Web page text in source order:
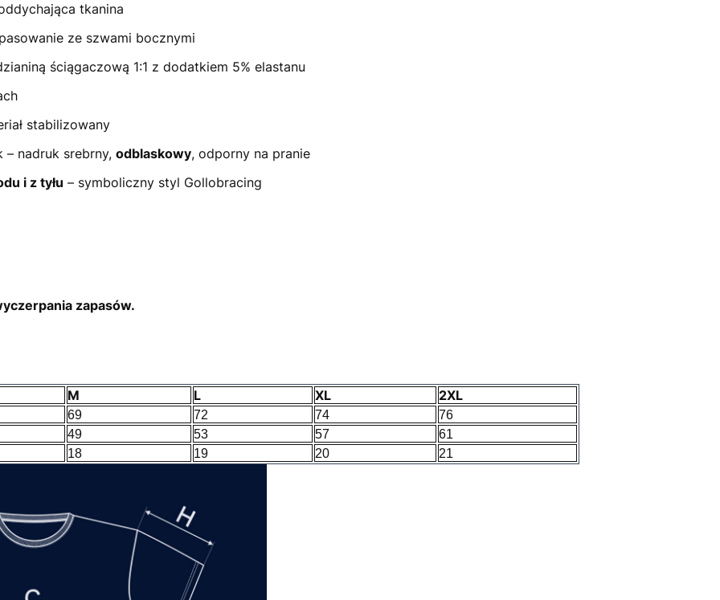
tkanina
ze szwami bocznymi
ściągaczową 1:1 z dodatkiem 5% elastanu
stabilizowany
nadruk srebrny, odblaskowy, odporny na pranie
i z tyłu – symboliczny styl Gollobracing
zapasów.
M L XL 2XL
69 72 74
76
49
53 57
61
18
19 20 21